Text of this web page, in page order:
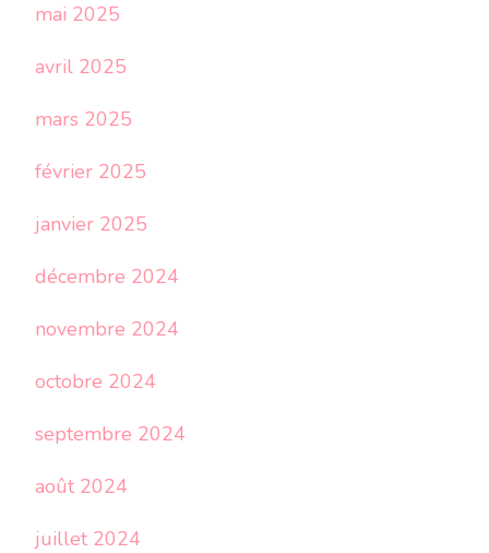
mai 2025
avril 2025
mars 2025
février 2025
janvier 2025
décembre 2024
novembre 2024
octobre 2024
septembre 2024
août 2024
juillet 2024